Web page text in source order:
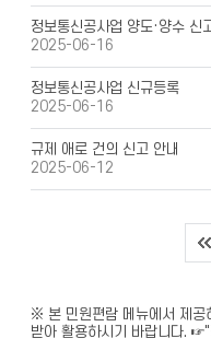
정보통신공사업 양도·양수 신
2025-06-16
정보통신공사업 신규등록
2025-06-16
규제 애로 건의 신고 안내
2025-06-12
※ 본 민원편람 메뉴에서 제공
받아 활용하시기 바랍니다. ☞"